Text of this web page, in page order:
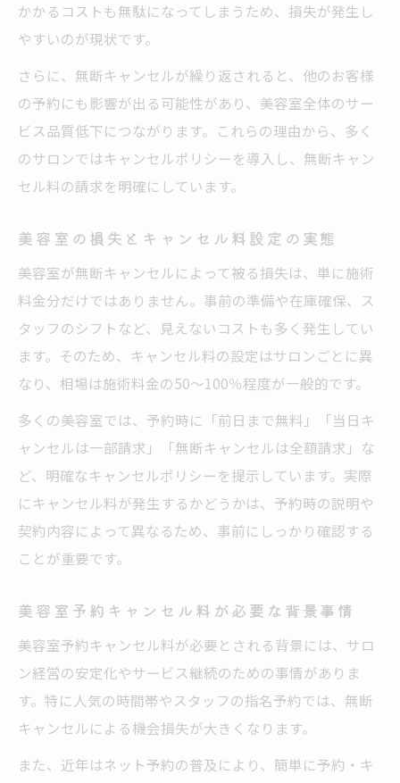
かかるコストも無駄になってしまうため、損失が発生し
やすいのが現状です。
さらに、無断キャンセルが繰り返されると、他のお客様
の予約にも影響が出る可能性があり、美容室全体のサー
ビス品質低下につながります。これらの理由から、多く
のサロンではキャンセルポリシーを導入し、無断キャン
セル料の請求を明確にしています。
美容室の損失とキャンセル料設定の実態
美容室が無断キャンセルによって被る損失は、単に施術
料金分だけではありません。事前の準備や在庫確保、ス
タッフのシフトなど、見えないコストも多く発生してい
ます。そのため、キャンセル料の設定はサロンごとに異
なり、相場は施術料金の50～100％程度が一般的です。
多くの美容室では、予約時に「前日まで無料」「当日キ
ャンセルは一部請求」「無断キャンセルは全額請求」な
ど、明確なキャンセルポリシーを提示しています。実際
にキャンセル料が発生するかどうかは、予約時の説明や
契約内容によって異なるため、事前にしっかり確認する
ことが重要です。
美容室予約キャンセル料が必要な背景事情
美容室予約キャンセル料が必要とされる背景には、サロ
ン経営の安定化やサービス継続のための事情がありま
す。特に人気の時間帯やスタッフの指名予約では、無断
キャンセルによる機会損失が大きくなります。
また、近年はネット予約の普及により、簡単に予約・キ